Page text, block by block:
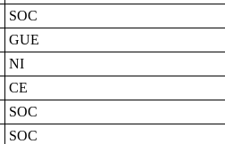
SOC
GUE
NI
CE
SOC
SOC